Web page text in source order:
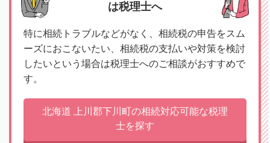
は税理士へ
特に相続トラブルなどがなく、相続税の申告をスム
ーズにおこないたい、相続税の支払いや対策を検討
したいという場合は税理士へのご相談がおすすめで
す。
北海道 上川郡下川町の相続対応可能な税理
士を探す